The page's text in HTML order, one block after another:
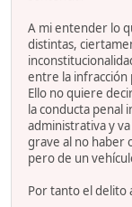
A mi entender lo
distintas,
entre la infracción
Ello no quiere
la conducta penal
administrativa y
grave al no haber
pero de un
Por tanto el delito